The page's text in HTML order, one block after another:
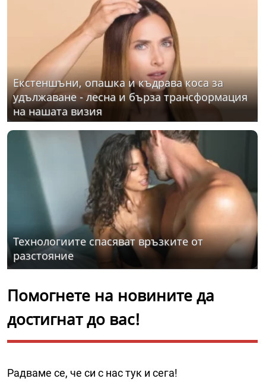
Екстеншъни, опашка и къдрава коса за
удължаване - лесна и бърза трансформация
на нашата визия
Технологиите спасяват връзките от
разстояние
Помогнете на новините да
достигнат до вас!
Радваме се, че си с нас тук и сега!